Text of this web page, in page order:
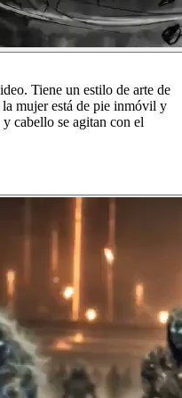
Tiene un estilo de arte de
mujer está de pie inmóvil y
cabello se agitan con el